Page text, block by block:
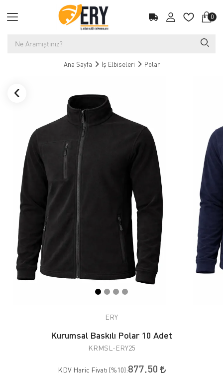
0
Ana Sayfa İş Elbiseleri Polar
ERY
Kurumsal Baskılı Polar 10 Adet
KRMSL-ERY25
KDV Hariç Fiyatı (%10):877,50